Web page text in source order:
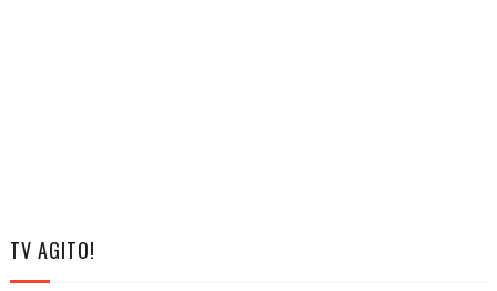
TV AGITO!